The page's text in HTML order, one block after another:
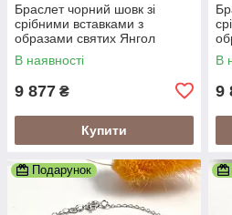
Браслет чорний шовк зі
срібними вставками з
образами святих Янгол
Охоронець
В наявності
9 877 ₴
Купити
В
9
Подарунок